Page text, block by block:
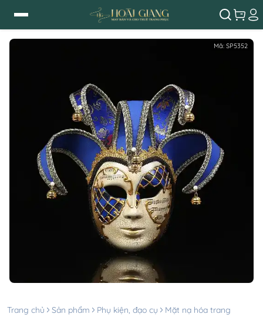
Mã: SP5352
Trang chủ Sản phẩm Phụ kiện, đạo cụ Mặt nạ hóa trang